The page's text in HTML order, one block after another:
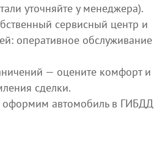
уточняйте у менеджера).
сервисный центр и
оперативное обслуживание
— оцените комфорт и
сделки.
автомобиль в ГИБДД